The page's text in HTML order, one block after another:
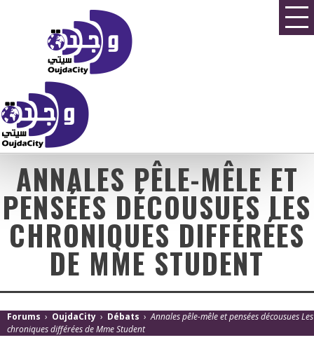
ANNALES PÊLE-MÊLE ET
PENSÉES DÉCOUSUES LES
CHRONIQUES DIFFÉRÉES
DE MME STUDENT
Forums › OujdaCity › Débats › Annales pêle-mêle et pensées décousues Les
chroniques différées de Mme Student